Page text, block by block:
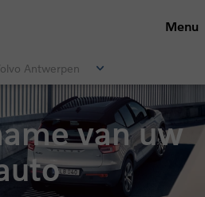
Menu
Antwerpen
van uw